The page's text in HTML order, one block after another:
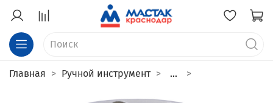
Главная Ручной инструмент ...